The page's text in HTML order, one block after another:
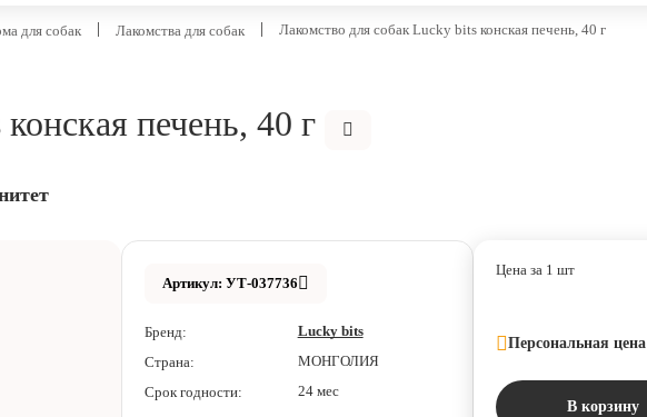
для собак Лакомства для собак Лакомство для собак Lucky bits конская печень, 40 г
печень, 40 г
Артикул: УТ-037736
Бренд:
Lucky bits
Страна:
МОНГОЛИЯ
Срок годности:
24 мес
Цена за 1 шт
Персональная цена
В корзину